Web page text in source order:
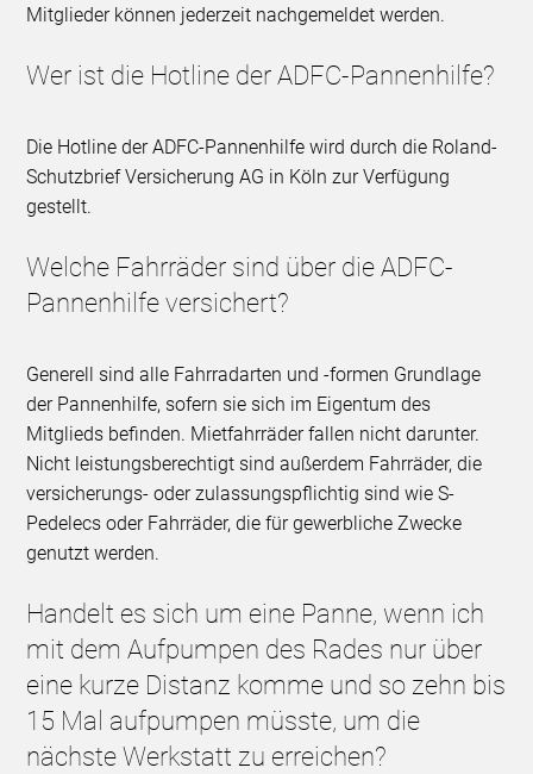
Mitglieder können jederzeit nachgemeldet werden.
Wer ist die Hotline der ADFC-Pannenhilfe?
Die Hotline der ADFC-Pannenhilfe wird durch die Roland-
Schutzbrief Versicherung AG in Köln zur Verfügung
gestellt.
Welche Fahrräder sind über die ADFC-
Pannenhilfe versichert?
Generell sind alle Fahrradarten und -formen Grundlage
der Pannenhilfe, sofern sie sich im Eigentum des
Mitglieds befinden. Mietfahrräder fallen nicht darunter.
Nicht leistungsberechtigt sind außerdem Fahrräder, die
versicherungs- oder zulassungspflichtig sind wie S-
Pedelecs oder Fahrräder, die für gewerbliche Zwecke
genutzt werden.
Handelt es sich um eine Panne, wenn ich
mit dem Aufpumpen des Rades nur über
eine kurze Distanz komme und so zehn bis
15 Mal aufpumpen müsste, um die
nächste Werkstatt zu erreichen?